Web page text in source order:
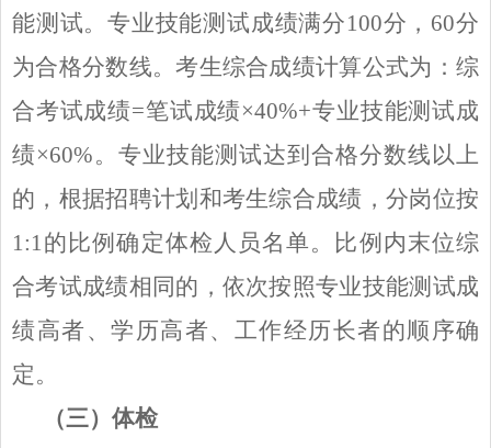
能测试。专业技能测试成绩满分100分，60分
为合格分数线。考生综合成绩计算公式为：综
合考试成绩=笔试成绩×40%+专业技能测试成
绩×60%。专业技能测试达到合格分数线以上
的，根据招聘计划和考生综合成绩，分岗位按
1:1的比例确定体检人员名单。比例内末位综
合考试成绩相同的，依次按照专业技能测试成
绩高者、学历高者、工作经历长者的顺序确
定。
（三）体检